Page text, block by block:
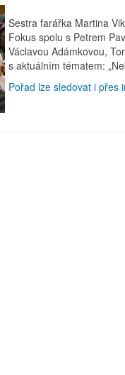
Sestra farářka Martina
Fokus spolu s Petrem
Václavou Adámkovou,
s aktuálním tématem:
Pořad lze sledovat i přes